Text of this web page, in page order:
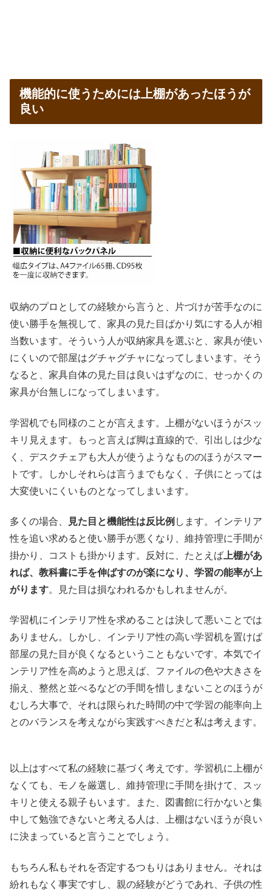
機能的に使うためには上棚があったほうが
良い
収納のプロとしての経験から言うと、片づけが苦手なのに
使い勝手を無視して、家具の見た目ばかり気にする人が相
当数います。そういう人が収納家具を選ぶと、家具が使い
にくいので部屋はグチャグチャになってしまいます。そう
なると、家具自体の見た目は良いはずなのに、せっかくの
家具が台無しになってしまいます。
学習机でも同様のことが言えます。上棚がないほうがスッ
キリ見えます。もっと言えば脚は直線的で、引出しは少な
く、デスクチェアも大人が使うようなもののほうがスマー
トです。しかしそれらは言うまでもなく、子供にとっては
大変使いにくいものとなってしまいます。
多くの場合、 見た目と機能性は反比例 します。インテリア
性を追い求めると使い勝手が悪くなり、維持管理に手間が
掛かり、コストも掛かります。反対に、たとえば 上棚があ
れば、教科書に手を伸ばすのが楽になり、学習の能率が上
がります。見た目は損なわれるかもしれませんが。
学習机にインテリア性を求めることは決して悪いことでは
ありません。しかし、インテリア性の高い学習机を置けば
部屋の見た目が良くなるということもないです。本気でイ
ンテリア性を高めようと思えば、ファイルの色や大きさを
揃え、整然と並べるなどの手間を惜しまないことのほうが
むしろ大事で、それは限られた時間の中で学習の能率向上
とのバランスを考えながら実践すべきだと私は考えます。
以上はすべて私の経験に基づく考えです。学習机に上棚が
なくても、モノを厳選し、維持管理に手間を掛けて、スッ
キリと使える親子もいます。また、図書館に行かないと集
中して勉強できないと考える人は、上棚はないほうが良い
に決まっていると言うことでしょう。
もちろん私もそれを否定するつもりはありません。それは
紛れもなく事実ですし、親の経験がどうであれ、子供の性